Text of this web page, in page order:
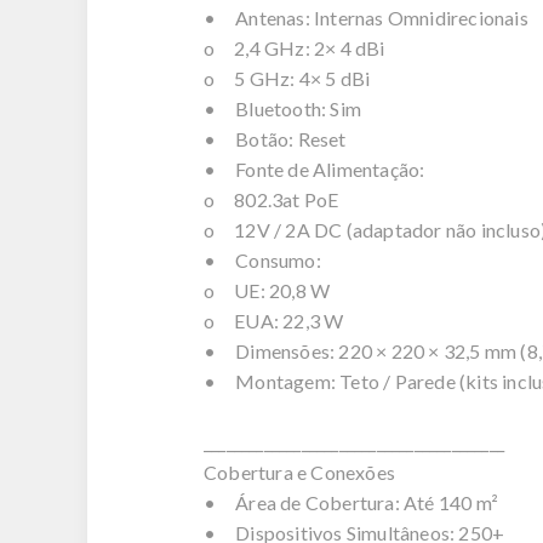
• Antenas: Internas Omnidirecionais
o 2,4 GHz: 2× 4 dBi
o 5 GHz: 4× 5 dBi
• Bluetooth: Sim
• Botão: Reset
• Fonte de Alimentação:
o 802.3at PoE
o 12V / 2A DC (adaptador não
• Consumo:
o UE: 20,8 W
o EUA: 22,3 W
• Dimensões: 220 × 220 × 32,5 mm
• Montagem: Teto / Parede (kits
Cobertura e Conexões
• Área de Cobertura: Até 140 m²
• Dispositivos Simultâneos: 250+